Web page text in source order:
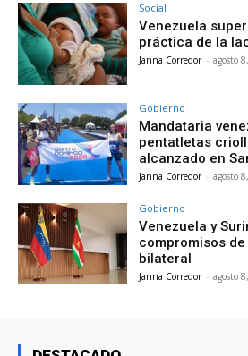
Social
Venezuela
práctica de la
Janna Corredor - agosto
Gobierno
Mandataria
pentatletas
alcanzado en
Janna Corredor - agosto
Gobierno
Venezuela y
compromisos
bilateral
Janna Corredor - agosto